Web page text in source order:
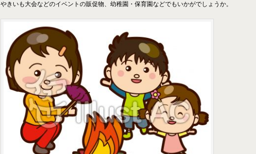
やきいも大会などのイベントの販促物、幼稚園・保育園などでもいかがでしょうか。